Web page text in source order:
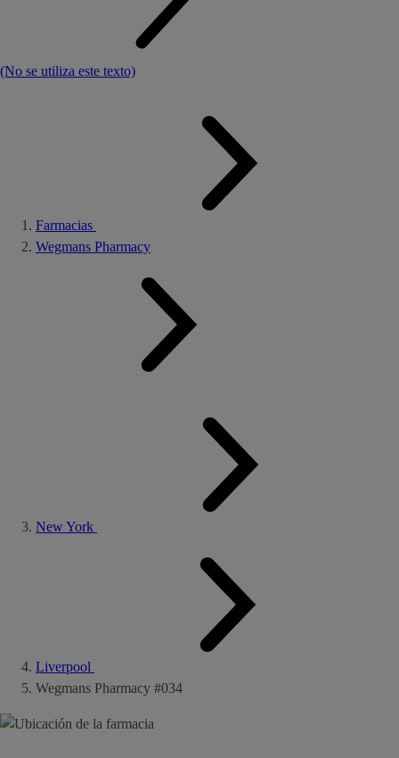
(No se utiliza este texto)
Farmacias
Wegmans Pharmacy
New York
Liverpool
Wegmans Pharmacy #034